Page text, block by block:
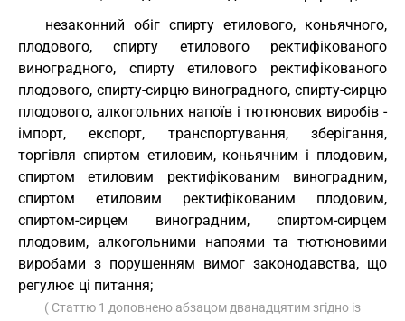
незаконний обіг спирту етилового, коньячного,
плодового, спирту етилового ректифікованого
виноградного, спирту етилового ректифікованого
плодового, спирту-сирцю виноградного, спирту-сирцю
плодового, алкогольних напоїв і тютюнових виробів -
імпорт, експорт, транспортування, зберігання,
торгівля спиртом етиловим, коньячним і плодовим,
спиртом етиловим ректифікованим виноградним,
спиртом етиловим ректифікованим плодовим,
спиртом-сирцем виноградним, спиртом-сирцем
плодовим, алкогольними напоями та тютюновими
виробами з порушенням вимог законодавства, що
регулює ці питання;
( Статтю 1 доповнено абзацом дванадцятим згідно із